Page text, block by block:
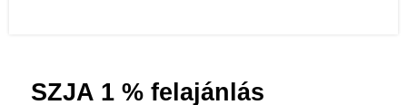
SZJA 1 % felajánlás